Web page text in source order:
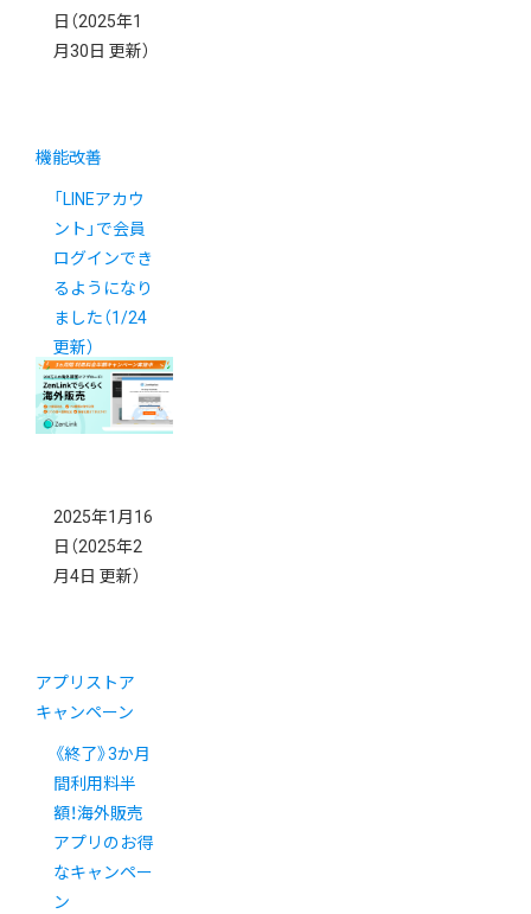
日 （2025年1
月30日 更新）
機能改善
「LINEアカウ
ント」で会員
ログインでき
るようになり
ました（1/24
更新）
2025年1月16
日 （2025年2
月4日 更新）
アプリストア
キャンペーン
《終了》3か月
間利用料半
額！海外販売
アプリのお得
なキャンペー
ン